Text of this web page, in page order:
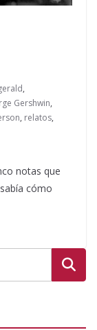
,
Gershwin,
, relatos,
notas que
cómo